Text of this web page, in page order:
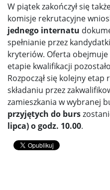
W piątek zakończył się
komisje rekrutacyjne
jednego internatu
spełnianie przez
kryteriów. Oferta obejmuje
etapie kwalifikacji pozostało
Rozpoczął się kolejny
składaniu przez
zamieszkania w wybranej
przyjętych do burs
lipca)o godz. 10.00.